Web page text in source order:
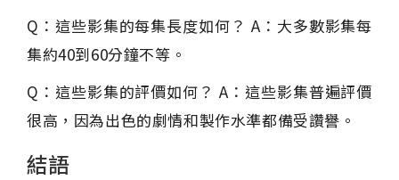
Q：這些影集的每集長度如何？ A：大多數影集每
集約40到60分鐘不等。
Q：這些影集的評價如何？ A：這些影集普遍評價
很高，因為出色的劇情和製作水準都備受讚譽。
結語